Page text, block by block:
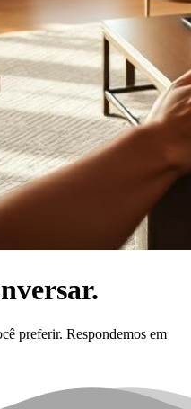
preferir. Respondemos em